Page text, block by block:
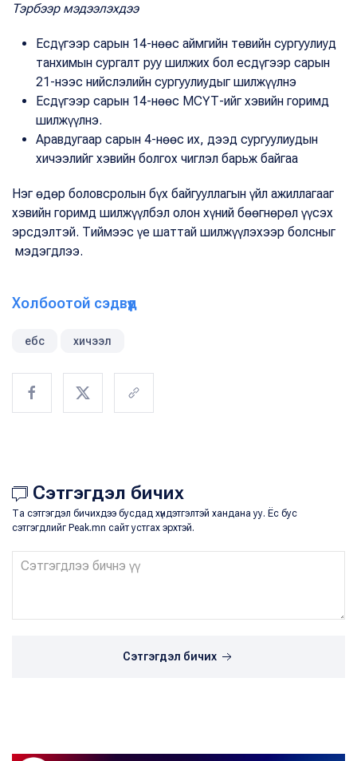
Тэрбээр мэдээлэхдээ
Есдүгээр сарын 14-нөөс аймгийн төвийн сургуулиуд
танхимын сургалт руу шилжих бол есдүгээр сарын
21-нээс нийслэлийн сургуулиудыг шилжүүлнэ
Есдүгээр сарын 14-нөөс МСҮТ-ийг хэвийн горимд
шилжүүлнэ.
Аравдугаар сарын 4-нөөс их, дээд сургуулиудын
хичээлийг хэвийн болгох чиглэл барьж байгаа
Нэг өдөр боловсролын бүх байгууллагын үйл ажиллагааг
хэвийн горимд шилжүүлбэл олон хүний бөөгнөрөл үүсэх
эрсдэлтэй. Тиймээс үе шаттай шилжүүлэхээр болсныг
мэдэгдлээ.
Холбоотой сэдвүүд
ебс хичээл
Сэтгэгдэл бичих
Та сэтгэгдэл бичихдээ бусдад хүндэтгэлтэй хандана уу. Ёс бус
сэтгэгдлийг Peak.mn сайт устгах эрхтэй.
Сэтгэгдэл бичих